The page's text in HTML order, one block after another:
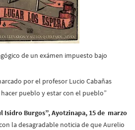
de un exámen impuesto bajo
por el profesor Lucio Cabañas
pueblo y estar con el pueblo”
Isidro Burgos”, Ayotzinapa, 15 de marzo
la desagradable noticia de que Aurelio